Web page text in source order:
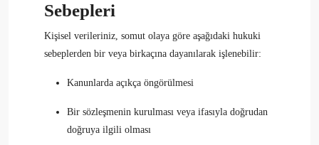
Sebepleri
Kişisel verileriniz, somut olaya göre aşağıdaki hukuki
sebeplerden bir veya birkaçına dayanılarak işlenebilir:
Kanunlarda açıkça öngörülmesi
Bir sözleşmenin kurulması veya ifasıyla doğrudan
doğruya ilgili olması